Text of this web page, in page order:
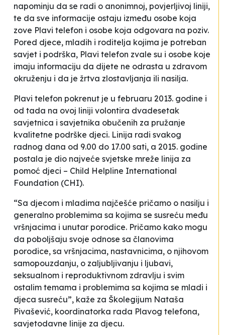
napominju da se radi o anonimnoj, povjerljivoj liniji,
te da sve informacije ostaju između osobe koja
zove Plavi telefon i osobe koja odgovara na poziv.
Pored djece, mladih i roditelja kojima je potreban
savjet i podrška, Plavi telefon zvale su i osobe koje
imaju informaciju da dijete ne odrasta u zdravom
okruženju i da je žrtva zlostavljanja ili nasilja.
Plavi telefon pokrenut je u februaru 2013. godine i
od tada na ovoj liniji volontira dvadesetak
savjetnica i savjetnika obučenih za pružanje
kvalitetne podrške djeci. Linija radi svakog
radnog dana od 9.00 do 17.00 sati, a 2015. godine
postala je dio najveće svjetske mreže linija za
pomoć djeci – Child Helpline International
Foundation (CHI).
“Sa djecom i mladima najčešće pričamo o nasilju i
generalno problemima sa kojima se susreću među
vršnjacima i unutar porodice. Pričamo kako mogu
da poboljšaju svoje odnose sa članovima
porodice, sa vršnjacima, nastavnicima, o njihovom
samopouzdanju, o zaljubljivanju i ljubavi,
seksualnom i reproduktivnom zdravlju i svim
ostalim temama i problemima sa kojima se mladi i
djeca susreću”, kaže za Školegijum Nataša
Pivašević, koordinatorka rada Plavog telefona,
savjetodavne linije za djecu.